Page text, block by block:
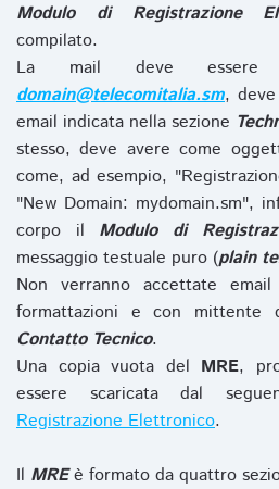
Modulo di Registrazione
compilato.
La mail deve essere
domain@telecomitalia.sm,
email indicata nella sezione
stesso, deve avere come
come, ad esempio,
"New Domain: mydomain.sm",
corpo il Modulo di
messaggio testuale puro (plain
Non verranno accettate
formattazioni e con mittente
Contatto Tecnico.
Una copia vuota del MRE,
essere scaricata dal
Registrazione Elettronico.
Il MREè formato da quattro